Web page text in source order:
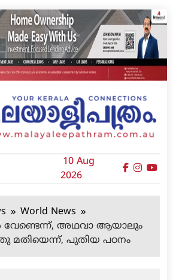
10 Aug
2026
World News
അഥവാ ആയാലും
മതിയെന്ന്, പുതിയ പഠനം